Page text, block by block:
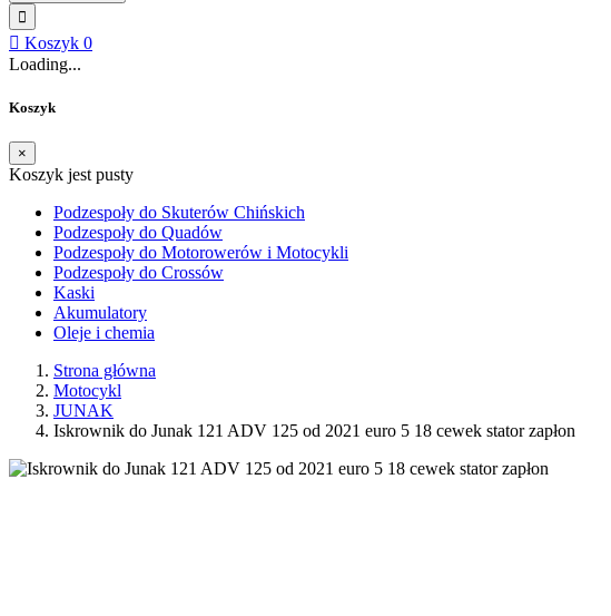
Koszyk 0
Loading...
Koszyk
×
Koszyk jest pusty
Podzespoły do Skuterów Chińskich
Podzespoły do Quadów
Podzespoły do Motorowerów i Motocykli
Podzespoły do Crossów
Kaski
Akumulatory
Oleje i chemia
Strona główna
Motocykl
JUNAK
Iskrownik do Junak 121 ADV 125 od 2021 euro 5 18 cewek stator zapłon